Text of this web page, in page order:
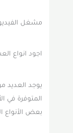
مشغل
اجود انواع
يوجد العديد
المتوفرة في
بعض الأنواع